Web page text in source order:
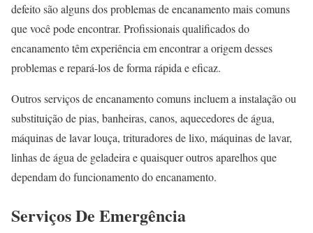
defeito são alguns dos problemas de encanamento mais comuns
que você pode encontrar. Profissionais qualificados do
encanamento têm experiência em encontrar a origem desses
problemas e repará-los de forma rápida e eficaz.
Outros serviços de encanamento comuns incluem a instalação ou
substituição de pias, banheiras, canos, aquecedores de água,
máquinas de lavar louça, trituradores de lixo, máquinas de lavar,
linhas de água de geladeira e quaisquer outros aparelhos que
dependam do funcionamento do encanamento.
Serviços De Emergência